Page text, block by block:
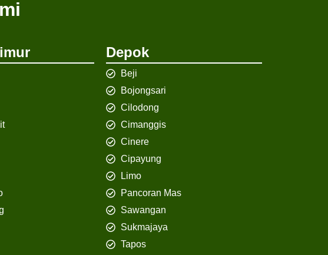
Depok
Beji
Bojongsari
Cilodong
Cimanggis
Cinere
Cipayung
Limo
Pancoran Mas
Sawangan
Sukmajaya
Tapos